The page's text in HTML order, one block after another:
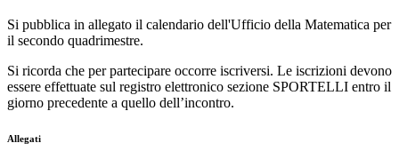
Si pubblica in allegato il calendario dell'Ufficio della Matematica per
il secondo quadrimestre.
Si ricorda che per partecipare occorre iscriversi. Le iscrizioni devono
essere effettuate sul registro elettronico sezione SPORTELLI entro il
giorno precedente a quello dell’incontro.
Allegati